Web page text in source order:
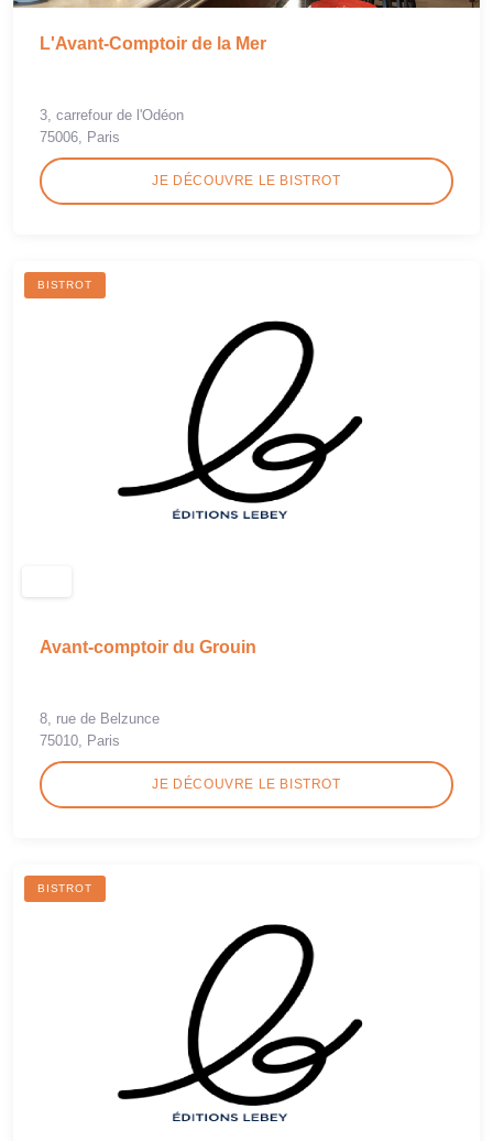
L'Avant-Comptoir de la Mer
3, carrefour de l'Odéon
75006, Paris
JE DÉCOUVRE LE BISTROT
BISTROT
Avant-comptoir du Grouin
8, rue de Belzunce
75010, Paris
JE DÉCOUVRE LE BISTROT
BISTROT